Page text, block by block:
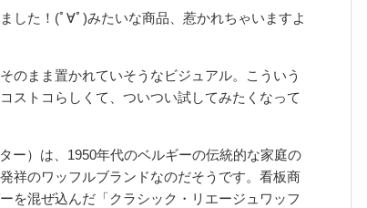
した！(ﾟ∀ﾟ)みたいな商品、惹かれちゃいますよ
のまま置かれていそうなビジュアル。こういう
ストコらしくて、ついつい試してみたくなって
ー）は、1950年代のベルギーの伝統的な家庭の
祥のワッフルブランドなのだそうです。看板商
を混ぜ込んだ「クラシック・リエージュワッフ